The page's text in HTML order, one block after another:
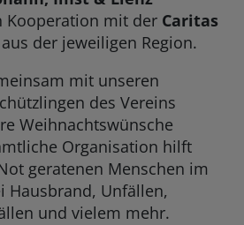
Kooperation mit der Caritas
der jeweiligen Region.
mit unseren
des Vereins
Weihnachtswünsche
Organisation hilft
geratenen Menschen im
Hausbrand, Unfällen,
und vielem mehr.